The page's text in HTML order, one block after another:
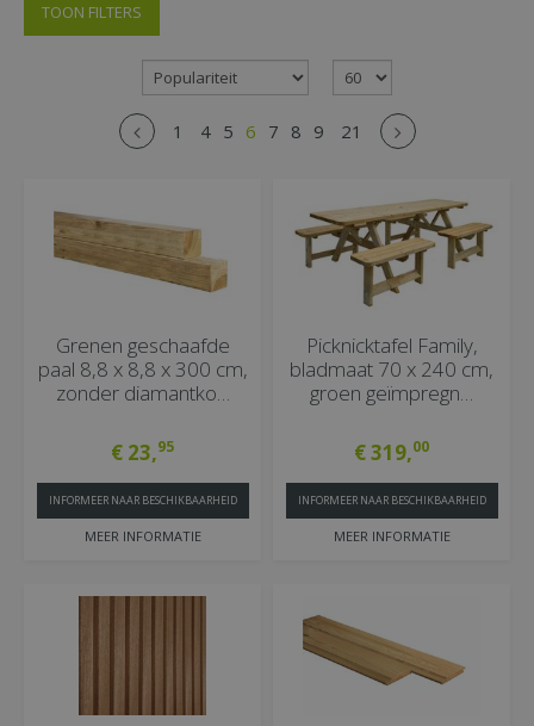
TOON FILTERS
1 4 5 6 7 8 9 21
Grenen geschaafde
paal 8,8 x 8,8 x 300 cm,
zonder diamantko…
€ 23,95
MEER INFORMATIE
INFORMEER NAAR BESCHIKBAARHEID
Picknicktafel Family,
bladmaat 70 x 240 cm,
groen geïmpregn…
€319,00
MEER INFORMATIE
INFORMEER NAAR BESCHIKBAARHEID